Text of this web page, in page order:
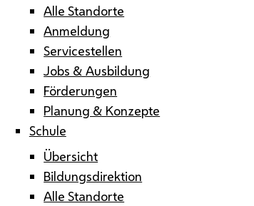
Alle Standorte
Anmeldung
Servicestellen
Jobs & Ausbildung
Förderungen
Planung & Konzepte
Schule
Übersicht
Bildungsdirektion
Alle Standorte